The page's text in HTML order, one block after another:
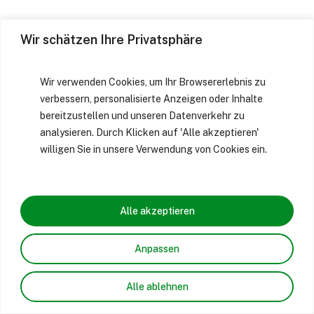
Wir schätzen Ihre Privatsphäre
Wir verwenden Cookies, um Ihr Browsererlebnis zu
verbessern, personalisierte Anzeigen oder Inhalte
bereitzustellen und unseren Datenverkehr zu
analysieren. Durch Klicken auf 'Alle akzeptieren'
willigen Sie in unsere Verwendung von Cookies ein.
Anpassen
Alle ablehnen
Alle akzeptieren